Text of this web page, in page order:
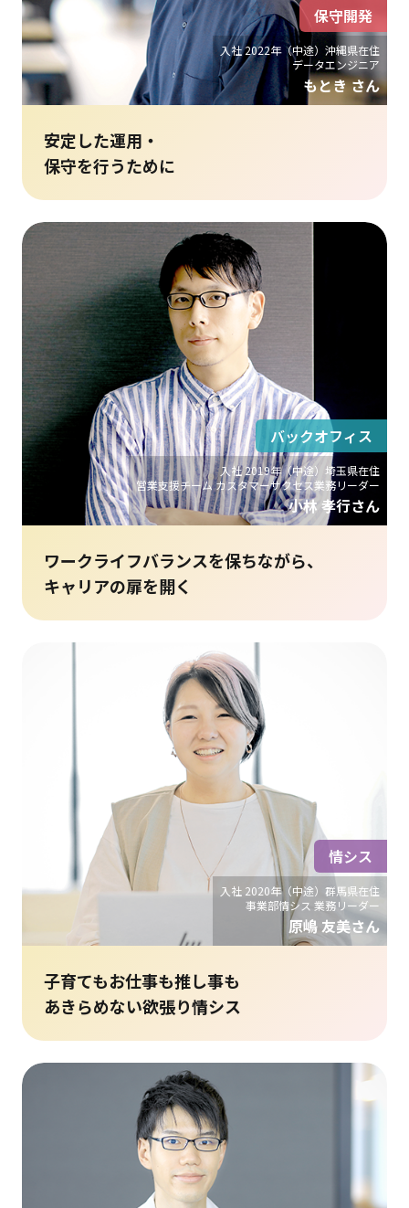
入社 2022年（中途）沖縄県在住
データエンジニア
もとき さん
保守開発
安定した運用・
保守を行うために
入社 2019年（中途）埼玉県在住
営業支援チーム カスタマーサクセス業務リーダー
小林 孝行さん
バックオフィス
ワークライフバランスを保ちながら、
キャリアの扉を開く
入社 2020年（中途）群馬県在住
事業部情シス 業務リーダー
原嶋 友美さん
情シス
子育てもお仕事も推し事も
あきらめない欲張り情シス